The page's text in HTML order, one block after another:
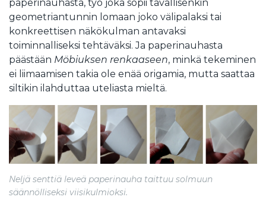
paperinauhasta, työ joka sopii tavallisenkin
geometriantunnin lomaan joko välipalaksi tai
konkreettisen näkökulman antavaksi
toiminnalliseksi tehtäväksi. Ja paperinauhasta
päästään Möbiuksen renkaaseen, minkä tekeminen
ei liimaamisen takia ole enää origamia, mutta saattaa
siltikin ilahduttaa uteliasta mieltä.
Neljä senttiä leveä paperinauha taittuu solmuun
säännölliseksi viisikulmioksi.